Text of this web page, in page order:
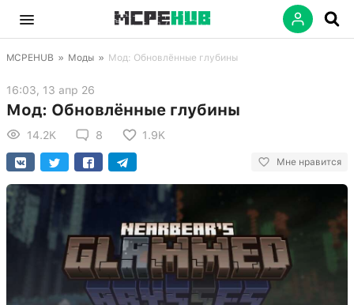
MCPEHUB » Моды » Мод: Обновлённые глубины
16:03, 13 апр 26
Мод: Обновлённые глубины
14.2K 8 1.9K
Мне нравится